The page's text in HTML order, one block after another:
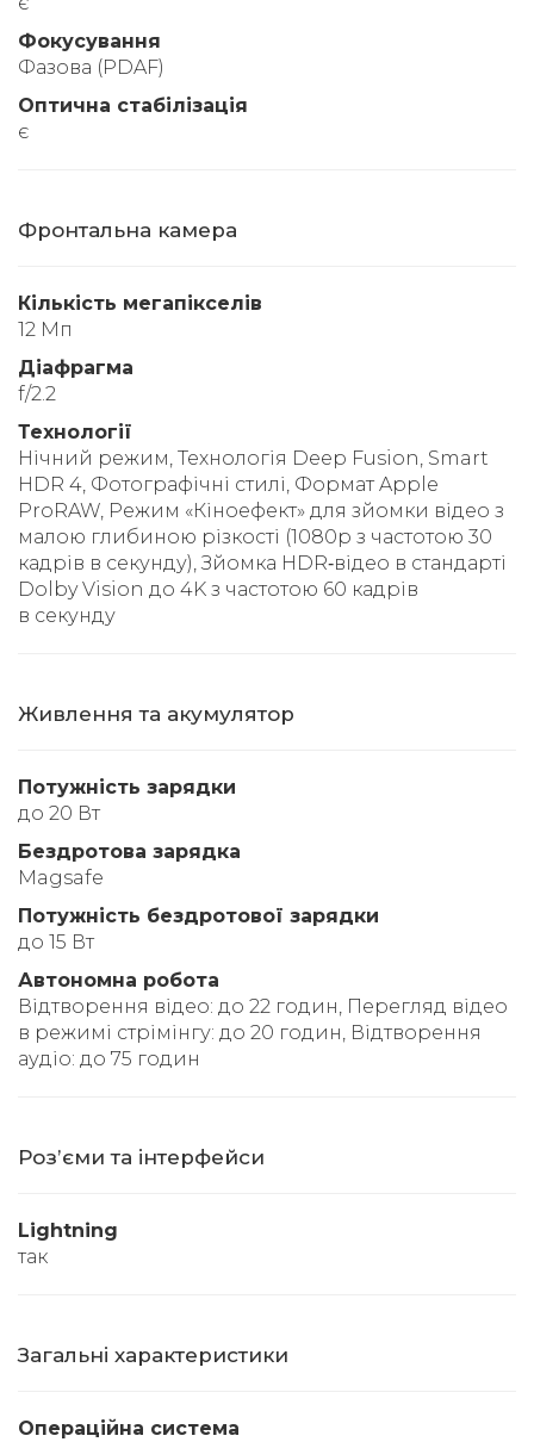
Фокусування
Фазова (PDAF)
Оптична стабілізація
є
Фронтальна камера
Кількість мегапікселів
12 Мп
Діафрагма
f/2.2
Технології
Нічний режим, Технологія Deep Fusion, Smart
HDR 4, Фотографічні стилі, Формат Apple
ProRAW, Режим «Кіноефект» для зйомки відео з
малою глибиною різкості (1080p з частотою 30
кадрів в секунду), Зйомка HDR‑відео в стандарті
Dolby Vision до 4K з частотою 60 кадрів
в секунду
Живлення та акумулятор
Потужність зарядки
до 20 Вт
Бездротова зарядка
Magsafe
Потужність бездротової зарядки
до 15 Вт
Автономна робота
Відтворення відео: до 22 годин, Перегляд відео
в режимі стрімінгу: до 20 годин, Відтворення
аудіо: до 75 годин
Розʼєми та інтерфейси
Lightning
так
Загальні характеристики
Операційна система